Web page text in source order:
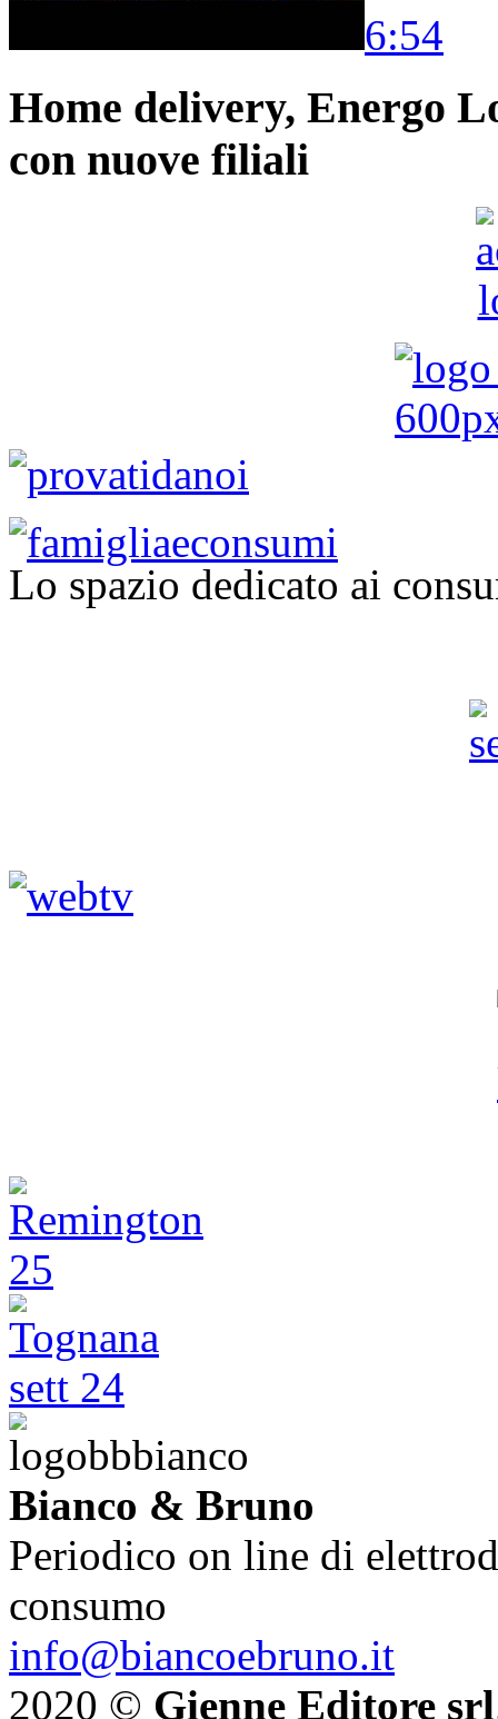
6:54
Home delivery, Energo
con nuove filiali
Lo spazio dedicato ai
Bianco & Bruno
Periodico on line di
consumo
info@biancoebruno.it
2020 © Gienne Editore srl